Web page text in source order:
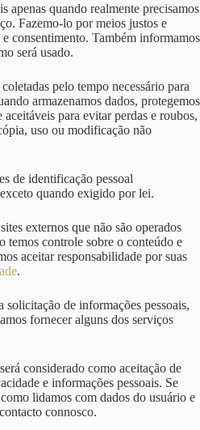
apenas quando realmente precisamos
Fazemo-lo por meios justos e
consentimento. Também informamos
será usado.
pelo tempo necessário para
armazenamos dados, protegemos
​​para evitar perdas e roubos,
uso ou modificação não
de identificação pessoal
quando exigido por lei.
externos que não são operados
temos controle sobre o conteúdo e
aceitar responsabilidade por suas
.
solicitação de informações pessoais,
fornecer alguns dos serviços
considerado como aceitação de
e informações pessoais. Se
lidamos com dados do usuário e
connosco.